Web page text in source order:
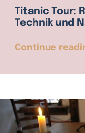
Titanic Tour:
Technik und
Continue